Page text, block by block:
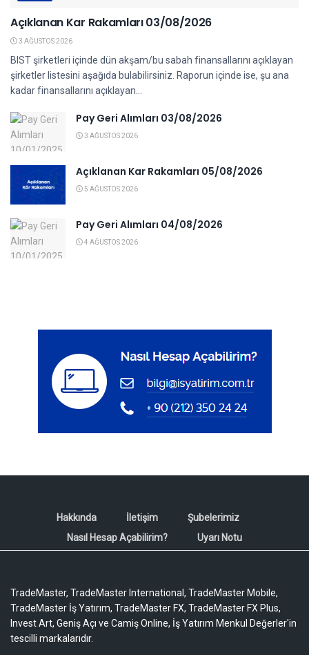
Açıklanan Kar Rakamları 03/08/2026
3 AĞUSTOS 2026
BIST şirketleri içinde dün akşam/bu sabah finansallarını açıklayan
şirketler listesini aşağıda bulabilirsiniz. Raporun içinde ise, şu ana
kadar finansallarını açıklayan...
Pay Geri Alımları 03/08/2026
3 AĞUSTOS 2026
Açıklanan Kar Rakamları 05/08/2026
5 AĞUSTOS 2026
Pay Geri Alımları 04/08/2026
4 AĞUSTOS 2026
Hakkında İletişim
Şubelerimiz
Nasıl Hesap Açabilirim?
Uyarı Notu
TradeMaster, TradeMaster International, TradeMaster Mobile,
TradeMaster İş Yatırım, TradeMaster FX, TradeMaster FX Plus,
Invest Art, Geniş Açı ve Camiş Online, İş Yatırım Menkul Değerler'in
tescilli markalarıdır.